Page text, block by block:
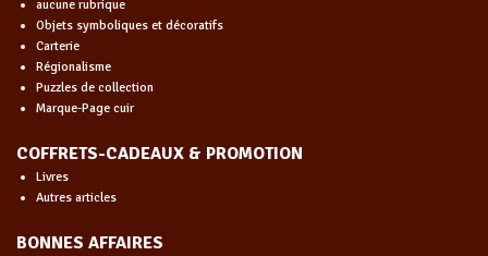
aucune rubrique
Objets symboliques et décoratifs
Carterie
Régionalisme
Puzzles de collection
Marque-Page cuir
COFFRETS-CADEAUX & PROMOTION
Livres
Autres articles
BONNES AFFAIRES